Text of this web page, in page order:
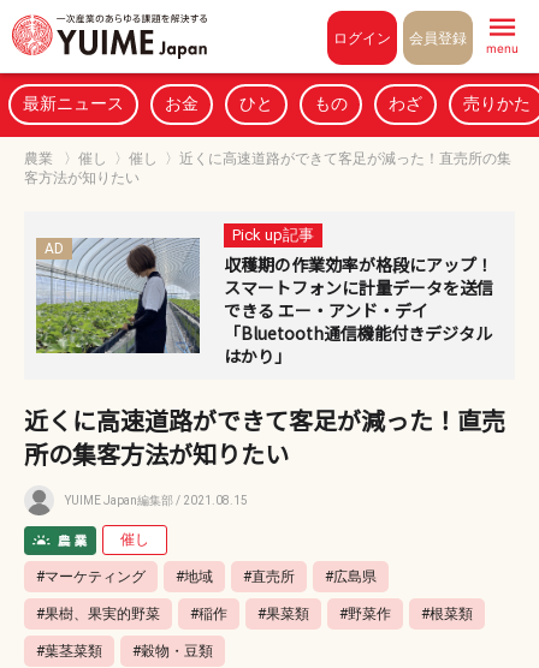
ログイン 会員登録
menu
最新ニュース お金 ひと もの わざ 売りかた
農業 〉 催し 〉 催し 〉 近くに高速道路ができて客足が減った！直売所の集
客方法が知りたい
AD
Pick up記事
収穫期の作業効率が格段にアップ！
スマートフォンに計量データを送信
できる エー・アンド・デイ
「Bluetooth通信機能付きデジタル
はかり」
近くに高速道路ができて客足が減った！直売
所の集客方法が知りたい
YUIME Japan編集部 / 2021.08.15
催し
#マーケティング #地域 #直売所 #広島県
#果樹、果実的野菜 #稲作 #果菜類 #野菜作 #根菜類
#葉茎菜類 #穀物・豆類